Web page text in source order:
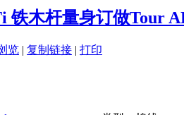
铁木杆量身订做Tour
览 | 复制链接 | 打印